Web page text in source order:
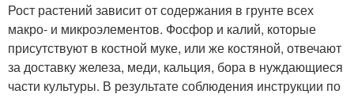
Рост растений зависит от содержания в грунте всех
макро- и микроэлементов. Фосфор и калий, которые
присутствуют в костной муке, или же костяной, отвечают
за доставку железа, меди, кальция, бора в нуждающиеся
части культуры. В результате соблюдения инструкции по